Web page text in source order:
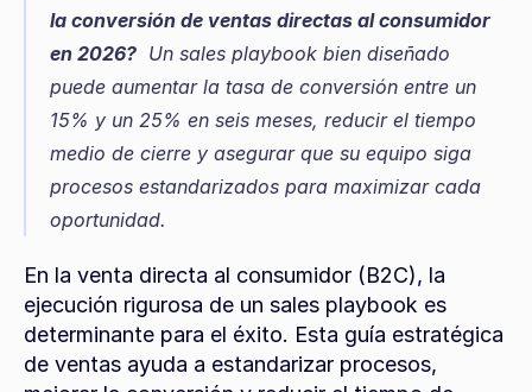
la conversión de ventas directas al consumidor
en 2026?
  Un sales playbook bien diseñado
puede aumentar la tasa de conversión entre un
15% y un 25% en seis meses, reducir el tiempo
medio de cierre y asegurar que su equipo siga
procesos estandarizados para maximizar cada
oportunidad.
En la venta directa al consumidor (B2C), la
ejecución rigurosa de un sales playbook es
determinante para el éxito. Esta guía estratégica
de ventas ayuda a estandarizar procesos,